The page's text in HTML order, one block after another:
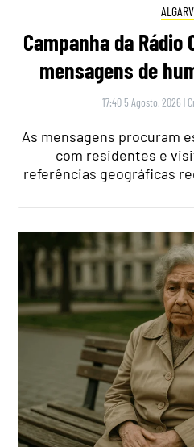
Campanha da
mensagens de
17:40 5 Agosto, 2026 |
As mensagens procuram
com residentes e
referências geográficas